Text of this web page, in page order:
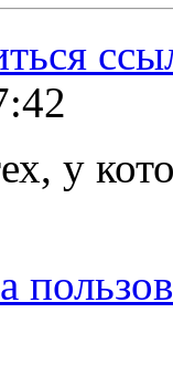
у